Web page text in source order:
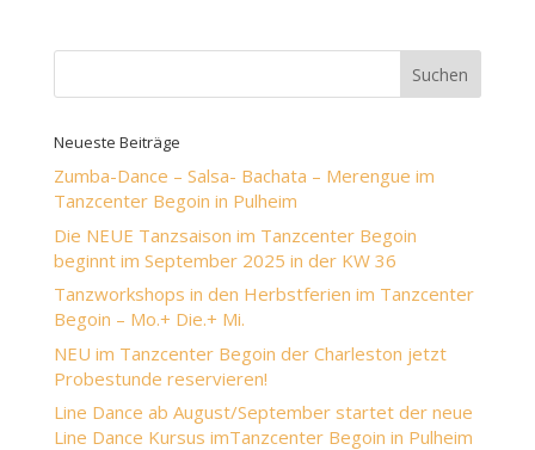
Neueste Beiträge
Zumba-Dance – Salsa- Bachata – Merengue im
Tanzcenter Begoin in Pulheim
Die NEUE Tanzsaison im Tanzcenter Begoin
beginnt im September 2025 in der KW 36
Tanzworkshops in den Herbstferien im Tanzcenter
Begoin – Mo.+ Die.+ Mi.
NEU im Tanzcenter Begoin der Charleston jetzt
Probestunde reservieren!
Line Dance ab August/September startet der neue
Line Dance Kursus imTanzcenter Begoin in Pulheim